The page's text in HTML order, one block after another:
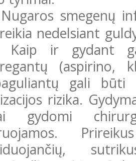
Nugaros smegenų
nedelsiant
Kaip ir gydant
(aspirino,
gali
rizika.
gydomi